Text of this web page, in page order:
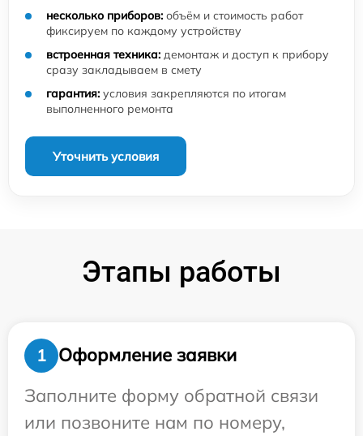
несколько приборов: объём и стоимость работ
фиксируем по каждому устройству
встроенная техника: демонтаж и доступ к прибору
сразу закладываем в смету
гарантия: условия закрепляются по итогам
выполненного ремонта
Уточнить условия
Этапы работы
1
Оформление заявки
Заполните форму обратной связи
или позвоните нам по номеру,